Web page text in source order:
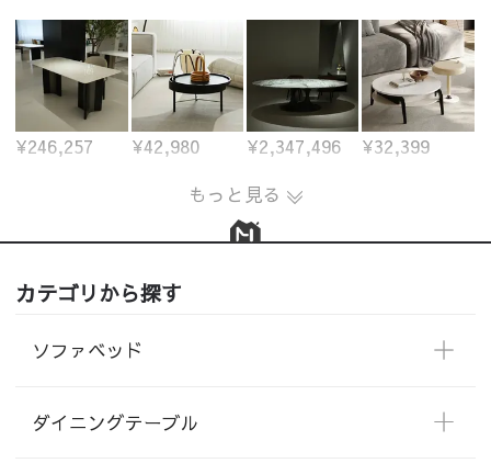
¥246,257 ¥42,980 ¥2,347,496
¥32,399
もっと見る
カテゴリから探す
ソファベッド
ダイニングテーブル